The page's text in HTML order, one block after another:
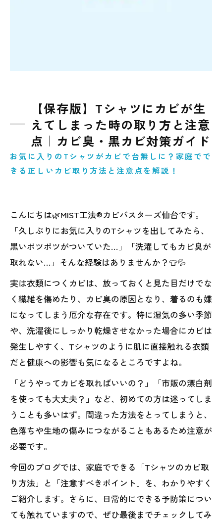
【保存版】Tシャツにカビが生
えてしまった時の取り方と注意
点｜カビ臭・黒カビ対策ガイド
お気に入りのTシャツがカビで台無しに？家庭でで
きる正しいカビ取り方法と注意点を解説！
こんにちは🌿MIST工法®カビバスターズ仙台です。
「久しぶりにお気に入りのTシャツを出してみたら、
黒いポツポツがついていた…」「洗濯してもカビ臭が
取れない…」そんな経験はありませんか？👕💦
実は衣類につくカビは、放っておくと見た目だけでな
く繊維を傷めたり、カビ臭の原因となり、着るのも嫌
になってしまう厄介な存在です。特に湿気の多い季節
や、洗濯後にしっかり乾燥させなかった場合にカビは
発生しやすく、Tシャツのように肌に直接触れる衣類
だと健康への影響も気になるところですよね。
「どうやってカビを取ればいいの？」「市販の漂白剤
を使っても大丈夫？」など、初めての方は迷ってしま
うことも多いはず。間違った方法をとってしまうと、
色落ちや生地の傷みにつながることもあるため注意が
必要です。
今回のブログでは、家庭でできる「Tシャツのカビ取
り方法」と「注意すべきポイント」を、わかりやすく
ご紹介します。さらに、日常的にできる予防策につい
ても触れていますので、ぜひ最後までチェックしてみ